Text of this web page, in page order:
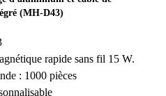
(MH-D43)
rapide sans fil 15 W.
: 1000 pièces